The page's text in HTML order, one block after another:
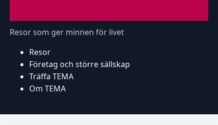
Resor som ger minnen för livet
Resor
Företag och större sällskap
Träffa TEMA
Om TEMA